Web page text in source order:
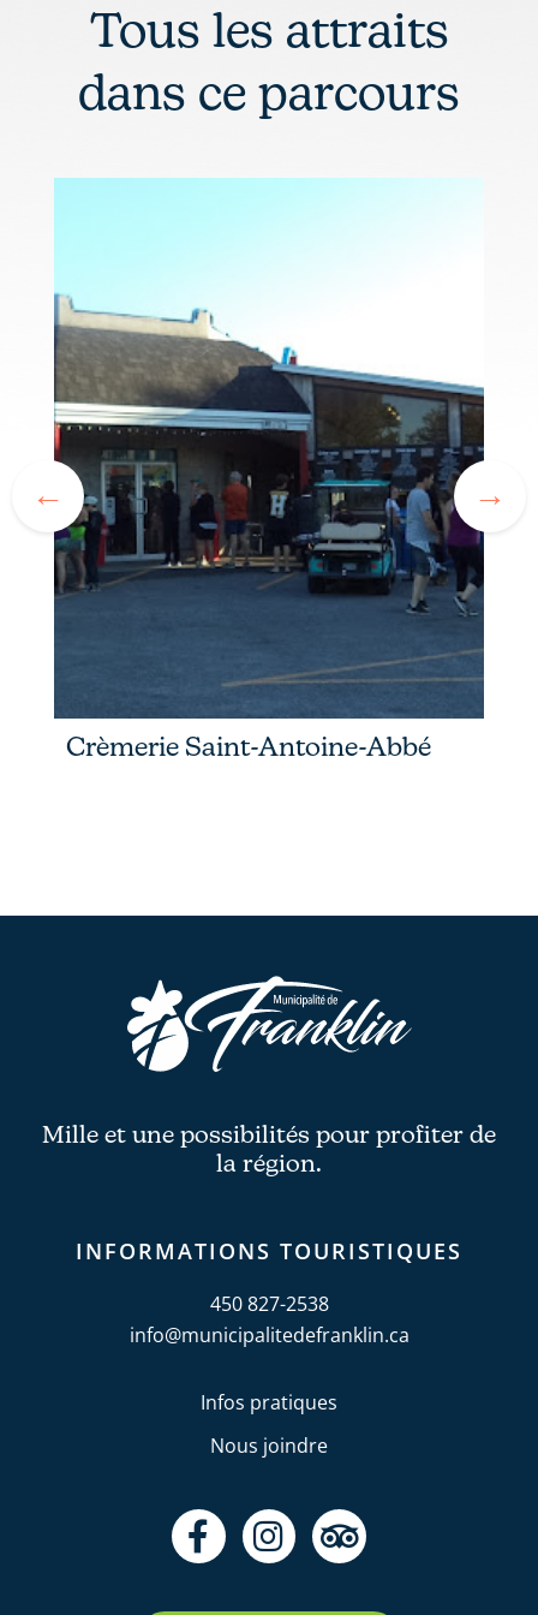
Tous les attraits
dans ce parcours
Crèmerie Saint-Antoine-Abbé
Mille et une possibilités pour profiter de
la région.
INFORMATIONS TOURISTIQUES
450 827-2538
info@municipalitedefranklin.ca
F
a
I
n
T
r
Infos pratiques
Nous joindre